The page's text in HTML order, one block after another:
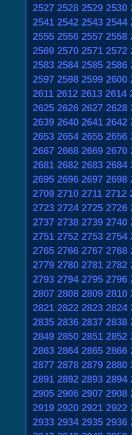
2527 2528 2529 2530
2541 2542 2543 2544
2555 2556 2557 2558
2569 2570 2571 2572
2583 2584 2585 2586
2597 2598 2599 2600
2611 2612 2613 2614
2625 2626 2627 2628
2639 2640 2641 2642
2653 2654 2655 2656
2667 2668 2669 2670
2681 2682 2683 2684
2695 2696 2697 2698
2709 2710 2711 2712
2723 2724 2725 2726
2737 2738 2739 2740
2751 2752 2753 2754
2765 2766 2767 2768
2779 2780 2781 2782
2793 2794 2795 2796
2807 2808 2809 2810
2821 2822 2823 2824
2835 2836 2837 2838
2849 2850 2851 2852
2863 2864 2865 2866
2877 2878 2879 2880
2891 2892 2893 2894
2905 2906 2907 2908
2919 2920 2921 2922
2933 2934 2935 2936